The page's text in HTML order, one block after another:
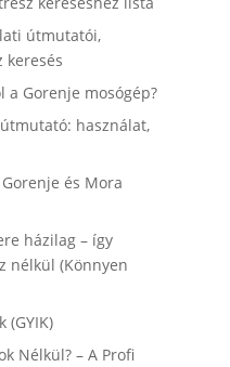
útmutatói,
keresés
Gorenje mosógép?
használat,
és Mora
házilag – így
nélkül (Könnyen
(GYIK)
Nélkül? – A Profi